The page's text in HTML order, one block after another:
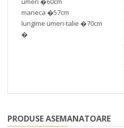
maneca �57cm
lungime umeri-talie �70cm
�
PRODUSE ASEMANATOARE